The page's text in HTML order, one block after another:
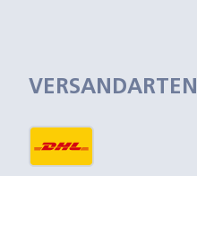
VERSANDARTEN